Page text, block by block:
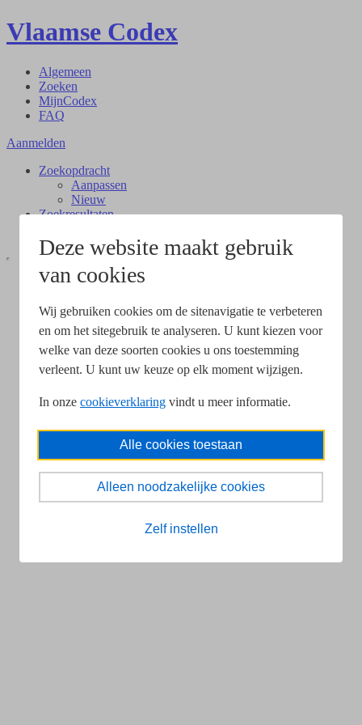
Deze website maakt gebruik
van cookies
Wij gebruiken cookies om de sitenavigatie te verbeteren
en om het sitegebruik te analyseren. U kunt kiezen voor
welke van deze soorten cookies u ons toestemming
verleent. U kunt uw keuze op elk moment wijzigen.
In onze cookieverklaring vindt u meer informatie.
Alle cookies toestaan
Alleen noodzakelijke cookies
Zelf instellen
Vlaamse Codex
Algemeen
Zoeken
MijnCodex
FAQ
Aanmelden
Zoekopdracht
Aanpassen
Nieuw
Zoekresultaten